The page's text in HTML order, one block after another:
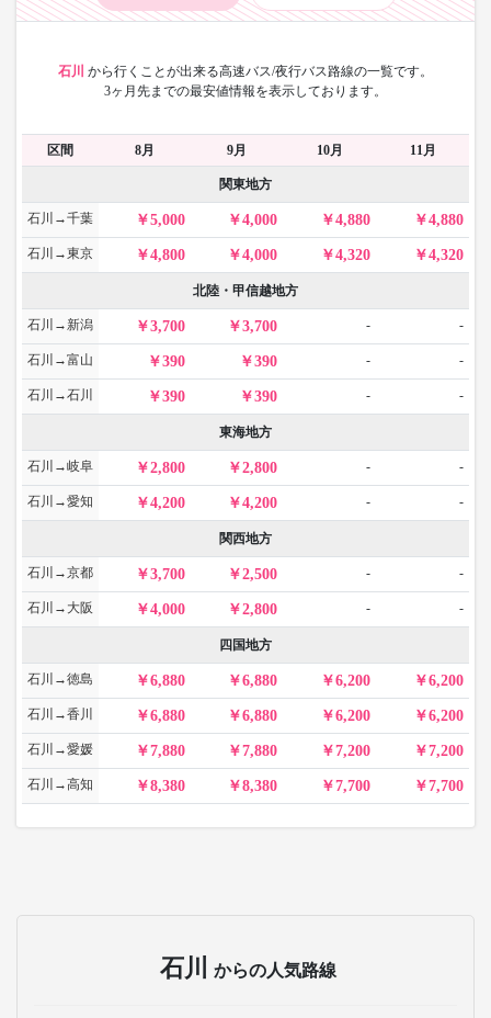
石川 から行くことが出来る高速バス/夜行バス路線の一覧です。
3ヶ月先までの最安値情報を表示しております。
区間 8月 9月 10月 11月
関東地方
石川→千葉 5,000 4,000 4,880 4,880
石川→東京 4,800 4,000 4,320 4,320
北陸・甲信越地方
石川→新潟 3,700 3,700 - -
石川→富山 390 390 - -
石川→石川 390 390 - -
東海地方
石川→岐阜 2,800 2,800 - -
石川→愛知 4,200 4,200 - -
関西地方
石川→京都 3,700 2,500 - -
石川→大阪 4,000 2,800 - -
四国地方
石川→徳島 6,880 6,880 6,200 6,200
石川→香川 6,880 6,880 6,200 6,200
石川→愛媛 7,880 7,880 7,200 7,200
石川→高知 8,380 8,380 7,700 7,700
石川 からの人気路線